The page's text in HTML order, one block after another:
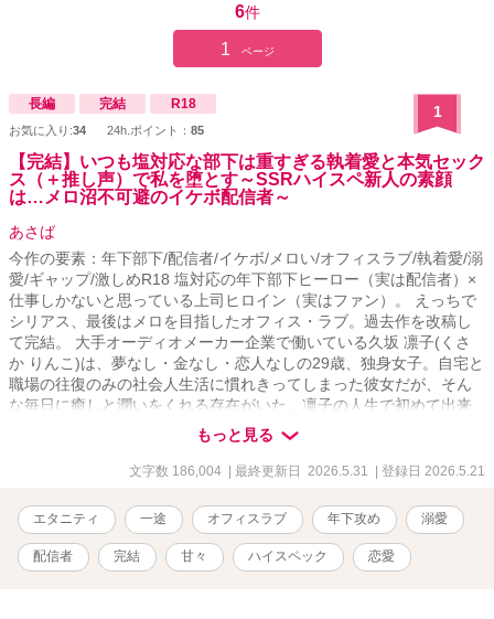
6件
1 ページ
長編 完結 R18
お気に入り:34 24h.ポイント： 85
1
【完結】いつも塩対応な部下は重すぎる執着愛と本気セック
ス（＋推し声）で私を堕とす～SSRハイスペ新人の素顔
は…メロ沼不可避のイケボ配信者～
あさば
今作の要素：年下部下/配信者/イケボ/メロい/オフィスラブ/執着愛/溺
愛/ギャップ/激しめR18 塩対応の年下部下ヒーロー（実は配信者）×
仕事しかないと思っている上司ヒロイン（実はファン）。 えっちで
シリアス、最後はメロを目指したオフィス・ラブ。過去作を改稿し
て完結。 大手オーディオメーカー企業で働いている久坂 凛子(くさ
か りんこ)は、夢なし・金なし・恋人なしの29歳、独身女子。自宅と
職場の往復のみの社会人生活に慣れきってしまった彼女だが、そん
な毎日に癒しと潤いをくれる存在がいた。凛子の人生で初めて出来
た推し≪イケメンボイスで人気の配信者≫KANATA。 彼の声をご褒
美に、何とか自分を保っている。 職場で主任になり初めて新人の教
育係を任され、同じ部署に配属された新入社員、芦谷 奏汰（あしや
の常識『ホウレンソウ』を自分にしなかったことで、あるミスが発
覚し、凛子は彼を初めて強く叱責する。凛子に『テキトーに仕事を
している』と言われ、本気で怒った彼がオフィスを出て行ってしま
ったことで、物語は大きく動き出す。 初めて二人で飲みに行った
もっと見る
文字数 186,004 | 最終更新日 2026.5.31 | 登録日 2026.5.21
エタニティ 一途 オフィスラブ 年下攻め 溺愛
配信者 完結 甘々 ハイスペック 恋愛